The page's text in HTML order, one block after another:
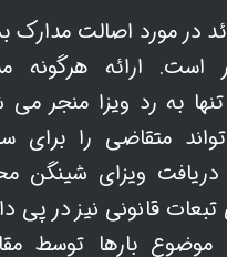
در مورد اصالت مدارک
ارائه هرگونه
به رد ویزا منجر می
متقاضی را برای
دریافت ویزای شینگن
قانونی نیز در پی
موضوع بارها توسط